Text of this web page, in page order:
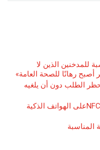
للمدخنين الذين لا
أصبح رهانًا للصحة العامة»
الطلب دون أن يلغيه
كاسبرسكي تكشف عن ارتفاع هجماتNFCعلى الهواتف الذكية